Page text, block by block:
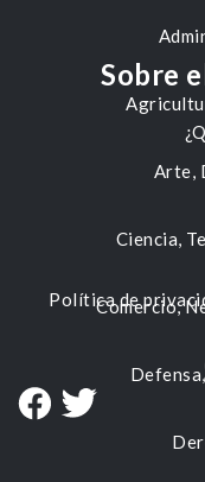
Arte,
Ciencia,
Comercio,
Sobre
Política de